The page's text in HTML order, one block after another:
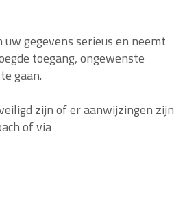
gegevens serieus en neemt
toegang, ongewenste
gaan.
zijn of er aanwijzingen zijn
of via